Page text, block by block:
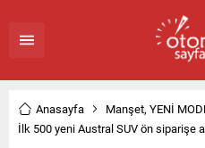
Anasayfa Manşet, YENİ
İlk 500 yeni Austral SUV ön siparişe